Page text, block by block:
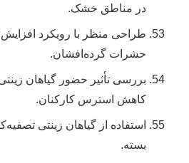
در مناطق خشک.
طراحی منظر با رویکرد
حشرات گرده‌افشان.
بررسی تأثیر حضور گیاهان
کاهش استرس کارکنان.
استفاده از گیاهان زینتی
بسته.